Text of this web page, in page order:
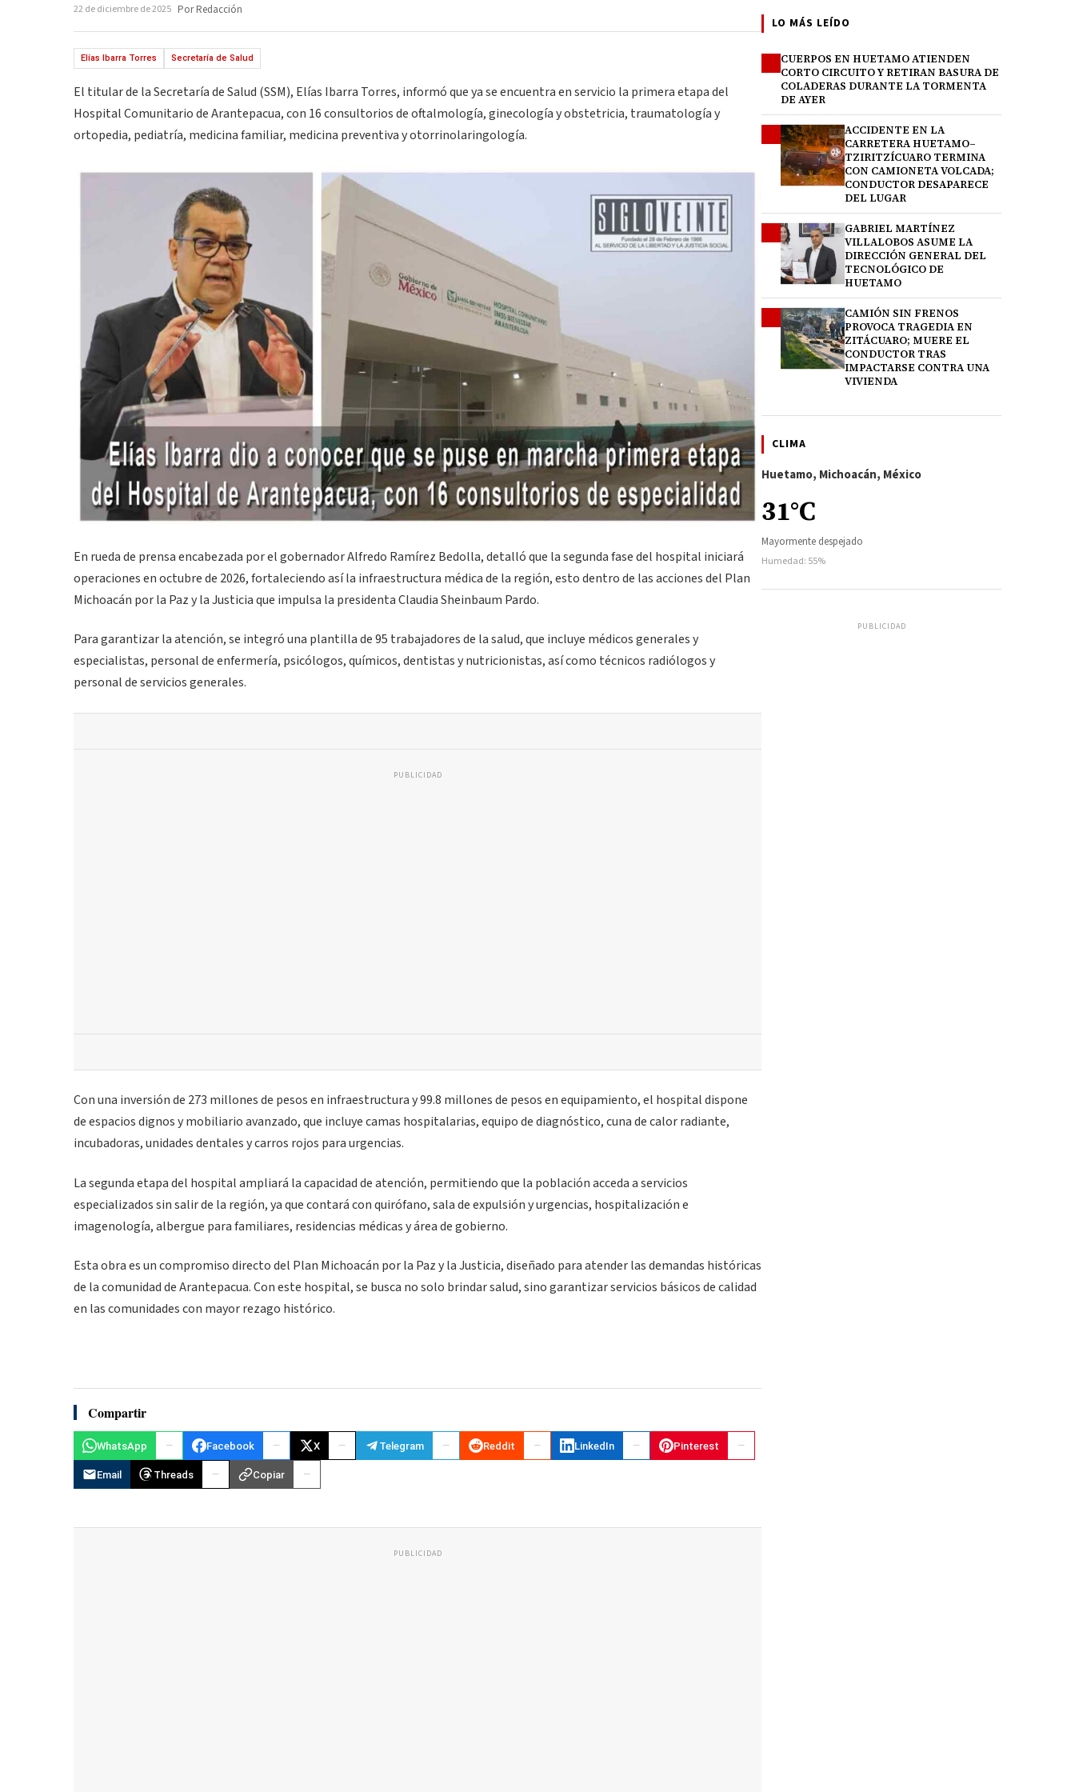
22 de diciembre de 2025 Por Redacción
Elías Ibarra Torres Secretaría de Salud
El titular de la Secretaría de Salud (SSM), Elías Ibarra Torres, informó que ya se encuentra en servicio la primera etapa del
Hospital Comunitario de Arantepacua, con 16 consultorios de oftalmología, ginecología y obstetricia, traumatología y
ortopedia, pediatría, medicina familiar, medicina preventiva y otorrinolaringología.
En rueda de prensa encabezada por el gobernador Alfredo Ramírez Bedolla, detalló que la segunda fase del hospital iniciará
operaciones en octubre de 2026, fortaleciendo así la infraestructura médica de la región, esto dentro de las acciones del Plan
Michoacán por la Paz y la Justicia que impulsa la presidenta Claudia Sheinbaum Pardo.
Para garantizar la atención, se integró una plantilla de 95 trabajadores de la salud, que incluye médicos generales y
especialistas, personal de enfermería, psicólogos, químicos, dentistas y nutricionistas, así como técnicos radiólogos y
personal de servicios generales.
PUBLICIDAD
Con una inversión de 273 millones de pesos en infraestructura y 99.8 millones de pesos en equipamiento, el hospital dispone
de espacios dignos y mobiliario avanzado, que incluye camas hospitalarias, equipo de diagnóstico, cuna de calor radiante,
incubadoras, unidades dentales y carros rojos para urgencias.
La segunda etapa del hospital ampliará la capacidad de atención, permitiendo que la población acceda a servicios
especializados sin salir de la región, ya que contará con quirófano, sala de expulsión y urgencias, hospitalización e
imagenología, albergue para familiares, residencias médicas y área de gobierno.
Esta obra es un compromiso directo del Plan Michoacán por la Paz y la Justicia, diseñado para atender las demandas históricas
de la comunidad de Arantepacua. Con este hospital, se busca no solo brindar salud, sino garantizar servicios básicos de calidad
en las comunidades con mayor rezago histórico.
Compartir
WhatsApp Facebook X Telegram Reddit LinkedIn Pinterest
Email Threads Copiar
PUBLICIDAD
LO MÁS LEÍDO
CUERPOS EN HUETAMO ATIENDEN
CORTO CIRCUITO Y RETIRAN BASURA DE
COLADERAS DURANTE LA TORMENTA
DE AYER
ACCIDENTE EN LA
CARRETERA HUETAMO–
TZIRITZÍCUARO TERMINA
CON CAMIONETA VOLCADA;
CONDUCTOR DESAPARECE
DEL LUGAR
GABRIEL MARTÍNEZ
VILLALOBOS ASUME LA
DIRECCIÓN GENERAL DEL
TECNOLÓGICO DE
HUETAMO
CAMIÓN SIN FRENOS
PROVOCA TRAGEDIA EN
ZITÁCUARO; MUERE EL
CONDUCTOR TRAS
IMPACTARSE CONTRA UNA
VIVIENDA
CLIMA
Huetamo, Michoacán, México
31°C
Mayormente despejado
Humedad: 55%
PUBLICIDAD